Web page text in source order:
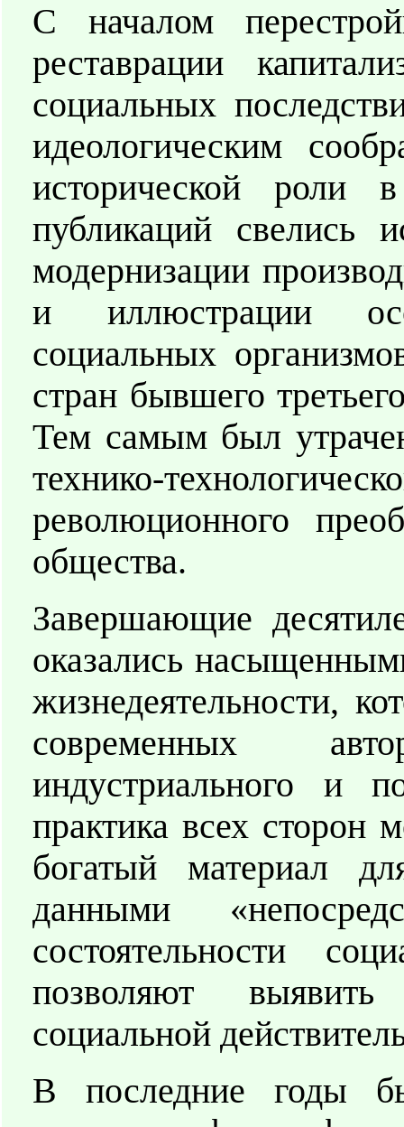
С началом
реставрации
социальных
идеологическим
исторической роли
публикаций свелись
модернизации
и иллюстрации
социальных
стран бывшего
Тем самым был
технико-
революционного
общества.
Завершающие
оказались
жизнедеятельности,
современных
индустриального и
практика всех сторон
богатый материал
данными
состоятельности
позволяют
социальной
В последние годы